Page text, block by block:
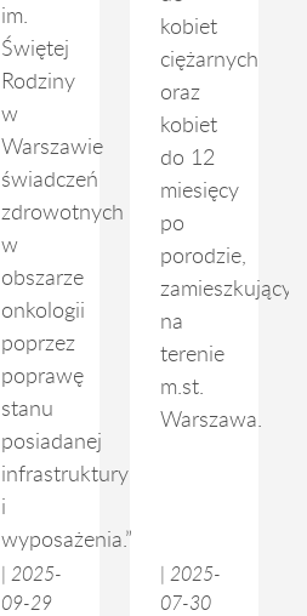
im.
Świętej
Rodziny
w
Warszawie
świadczeń
zdrowotnych
w
obszarze
onkologii
poprzez
poprawę
stanu
posiadanej
infrastruktury
i
wyposażenia.”
2025-
09-29
kobiet
ciężarnych
oraz
kobiet
do 12
miesięcy
po
porodzie,
na
terenie
m.st.
Warszawa.
2025-
07-30